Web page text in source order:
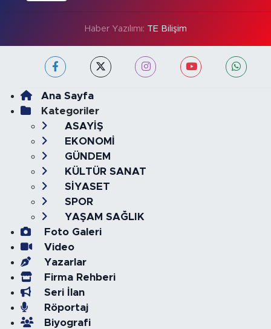
Haber Yazılımı: TE Bilişim
Ana Sayfa
Kategoriler
ASAYİŞ
EKONOMİ
GÜNDEM
KÜLTÜR SANAT
SİYASET
SPOR
YAŞAM SAĞLIK
Foto Galeri
Video
Yazarlar
Firma Rehberi
Seri İlan
Röportaj
Biyografi